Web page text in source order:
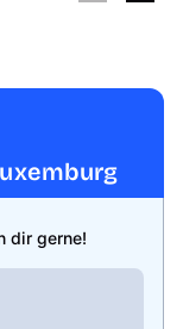
dir gerne!